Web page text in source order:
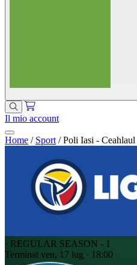
Il mio account
Home / Sport / Poli Iasi - Ceahlaul
· REGULAR SEASON - 1
Terminat ven, 17 lug · 18:00